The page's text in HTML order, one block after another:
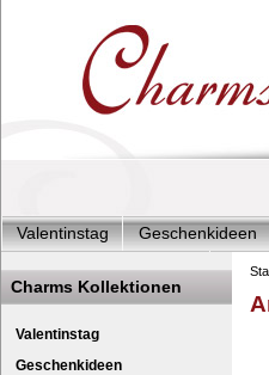
Valentinstag Geschenkideen
Charms Start-Angebote
Silberschmuck & mehr
Charms Kollektionen
Valentinstag
Geschenkideen